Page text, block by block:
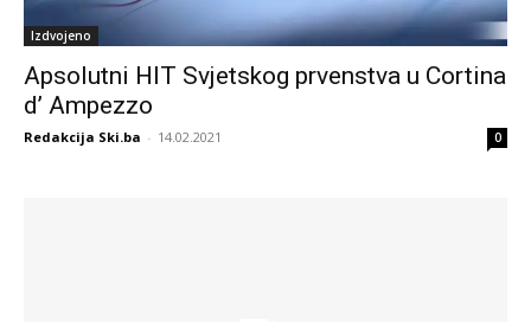
Izdvojeno
Apsolutni HIT Svjetskog prvenstva u Cortina
d’ Ampezzo
Redakcija Ski.ba - 14.02.2021 0